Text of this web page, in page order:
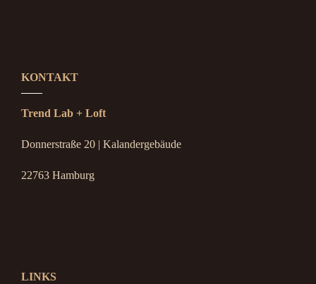
KONTAKT
Trend Lab + Loft
Donnerstraße 20 | Kalandergebäude
22763 Hamburg
LINKS